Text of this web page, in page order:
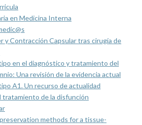
en Medicina Interna
y Contracción Capsular tras cirugía de
en el diagnóstico y tratamiento del
Una revisión de la evidencia actual
A1. Un recurso de actualidad
tratamiento de la disfunción
methods for a tissue-